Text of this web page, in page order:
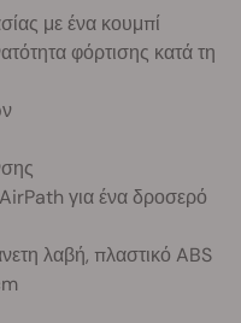
με ένα κουμπί
φόρτισης κατά τη
για ένα δροσερό
λαβή, πλαστικό ABS